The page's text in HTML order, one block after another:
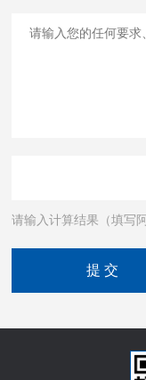
请输入计算结果（填写